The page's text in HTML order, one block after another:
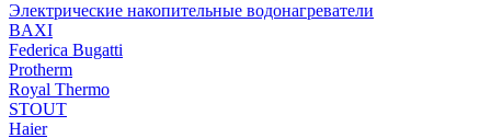
Электрические накопительные водонагреватели
BAXI
Federica Bugatti
Protherm
Royal Thermo
STOUT
Haier